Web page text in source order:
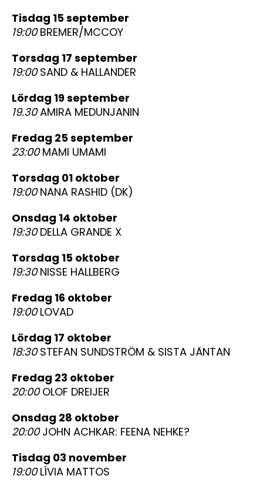
tisdag 15 september
19:00BREMER/MCCOY
torsdag 17 september
19:00SAND & HALLANDER
lördag 19 september
19.30AMIRA MEDUNJANIN
fredag 25 september
23:00MAMI UMAMI
torsdag 01 oktober
19:00NANA RASHID (DK)
onsdag 14 oktober
19:30DELLA GRANDE X
torsdag 15 oktober
19:30NISSE HALLBERG
fredag 16 oktober
19:00LOVAD
lördag 17 oktober
18:30STEFAN SUNDSTRÖM & SISTA JÄNTAN
fredag 23 oktober
20:00OLOF DREIJER
onsdag 28 oktober
20:00JOHN ACHKAR: FEENA NEHKE?
tisdag 03 november
19:00LÍVIA MATTOS